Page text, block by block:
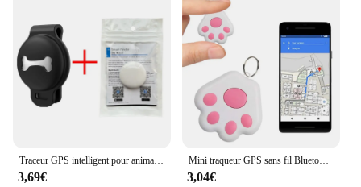
Traceur GPS intelligent pour animaux de compagnie, localisateur portable, détection de marque, Bluetooth pour chat, chien, oiseau, outil de suivi d'enregistrement anti-perte
3,69€
Mini traqueur GPS sans fil Bluetooth pour animaux de compagnie, dispositif de suivi anti-perte intelligent, localisateur GNE pour chiens et chats, accessoires de collier pour animaux de compagnie, nouveau
3,04€